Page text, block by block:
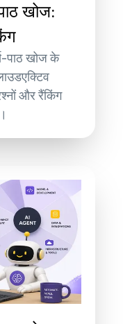
खोज:
पाठ खोज के
और रैंकिंग